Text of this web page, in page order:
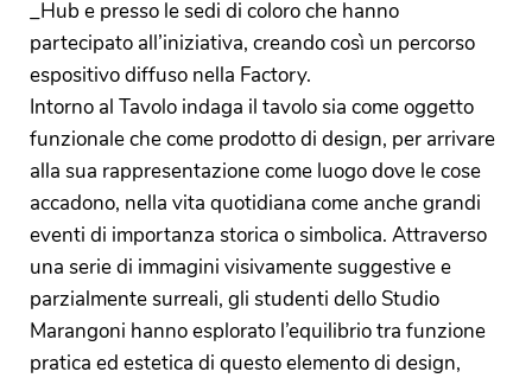
_Hub e presso le sedi di coloro che hanno
partecipato all’iniziativa, creando così un percorso
espositivo diffuso nella Factory.
Intorno al Tavolo indaga il tavolo sia come oggetto
funzionale che come prodotto di design, per arrivare
alla sua rappresentazione come luogo dove le cose
accadono, nella vita quotidiana come anche grandi
eventi di importanza storica o simbolica. Attraverso
una serie di immagini visivamente suggestive e
parzialmente surreali, gli studenti dello Studio
Marangoni hanno esplorato l’equilibrio tra funzione
pratica ed estetica di questo elemento di design,